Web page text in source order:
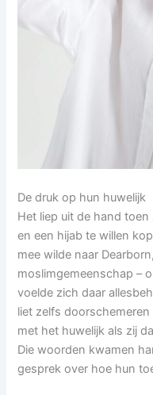
De druk op hun huwelijk
Het liep uit de hand
en een hijab te willen
mee wilde naar
moslimgemeenschap –
voelde zich daar
liet zelfs
met het huwelijk als zij
Die woorden kwamen
gesprek over hoe hun